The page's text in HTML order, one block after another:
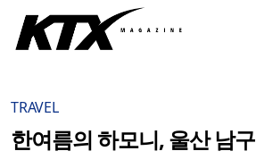
TRAVEL
한여름의 하모니, 울산 남구